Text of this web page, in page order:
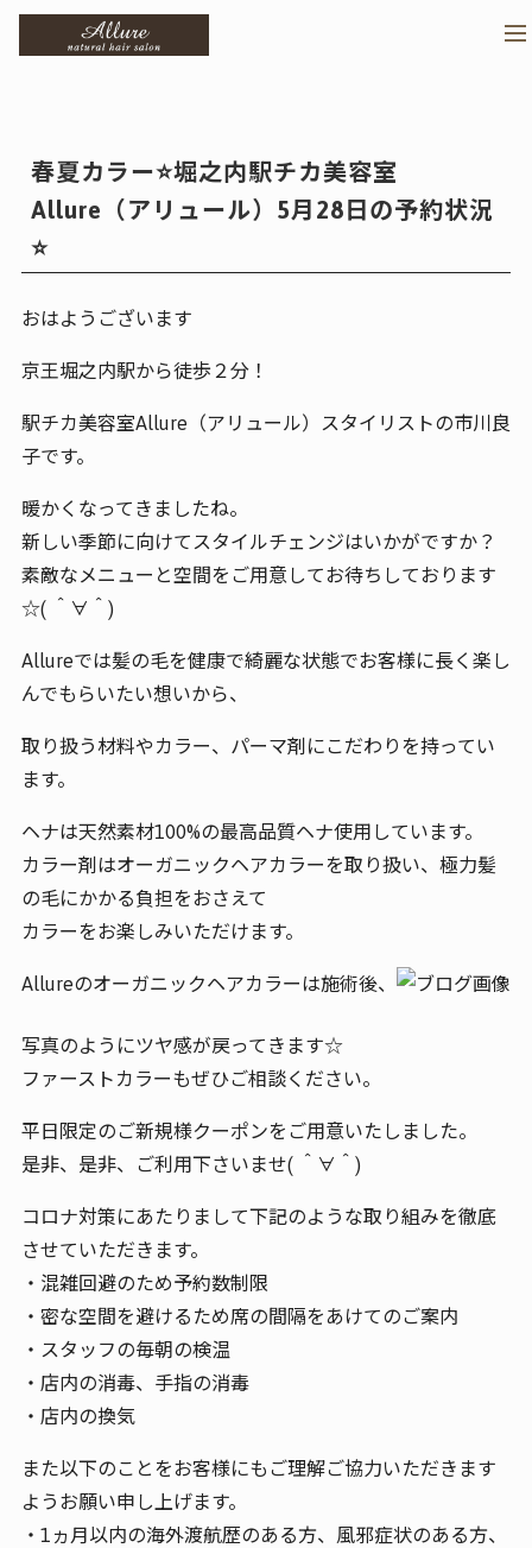
春夏カラー⭐️堀之内駅チカ美容室
Allure（アリュール）5月28日の予約状況
⭐️
おはようございます
京王堀之内駅から徒歩２分！
駅チカ美容室Allure（アリュール）スタイリストの市川良
子です。
暖かくなってきましたね。
新しい季節に向けてスタイルチェンジはいかがですか？
素敵なメニューと空間をご用意してお待ちしております
☆( ＾∀＾)
Allureでは髪の毛を健康で綺麗な状態でお客様に長く楽し
んでもらいたい想いから、
取り扱う材料やカラー、パーマ剤にこだわりを持ってい
ます。
ヘナは天然素材100%の最高品質ヘナ使用しています。
カラー剤はオーガニックヘアカラーを取り扱い、極力髪
の毛にかかる負担をおさえて
カラーをお楽しみいただけます。
Allureのオーガニックヘアカラーは施術後、
写真のようにツヤ感が戻ってきます☆
ファーストカラーもぜひご相談ください。
平日限定のご新規様クーポンをご用意いたしました。
是非、是非、ご利用下さいませ( ＾∀＾)
コロナ対策にあたりまして下記のような取り組みを徹底
させていただきます。
・混雑回避のため予約数制限
・密な空間を避けるため席の間隔をあけてのご案内
・スタッフの毎朝の検温
・店内の消毒、手指の消毒
・店内の換気
また以下のことをお客様にもご理解ご協力いただきます
ようお願い申し上げます。
・1ヵ月以内の海外渡航歴のある方、風邪症状のある方、